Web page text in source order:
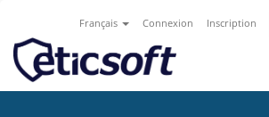
Français Connexion Inscription